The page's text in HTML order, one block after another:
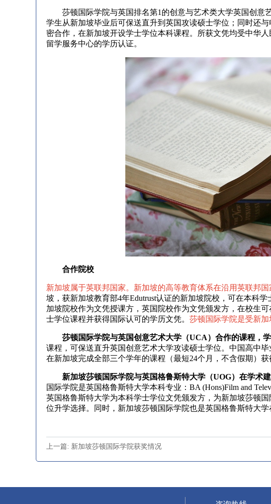
莎顿国际学院与英国排名第1的创意与艺术类大学英国创意
学生从新加坡毕业后可保送直升到英国攻读硕士学位；同时还
密合作，在新加坡开设学士学位本科课程。所获文凭均受中华
留学服务中心的学历认证。
合作院校
新加坡属于英联邦国家。新加坡的高等教育体系在沿用英联邦
坡，获新加坡教育部4年Edutrust认证的新加坡院校，可在本科
加坡院校作为文凭授课方，英国院校作为文凭颁发方，在校生
士学位课程并获得国际认可的学历文凭。 莎顿国际学院是受新加
莎顿国际学院与英国创意艺术大学（UCA）合作的课程，
课程，可保送直升英国创意艺术大学攻读硕士学位。中国高中
在新加坡完成全部三个学年的课程（最短24个月，不含假期）
新加坡莎顿国际学院与英国格鲁斯特大学（UOG）在学术
国际学院是英国格鲁斯特大学本科专业：BA (Hons)Film and
英国格鲁斯特大学为本科学士学位文凭颁发方，为新加坡莎顿
位升学选择。同时，新加坡莎顿国际学院也是英国格鲁斯特大学
上一篇: 新加坡莎顿国际学院获奖情况